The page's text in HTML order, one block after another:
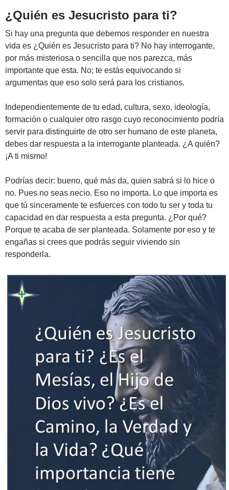
¿Quién es Jesucristo para ti?
Si hay una pregunta que debemos responder en nuestra
vida es ¿Quién es Jesucristo para ti? No hay interrogante,
por más misteriosa o sencilla que nos parezca, más
importante que esta. No; te estás equivocando si
argumentas que eso solo será para los cristianos.
Independientemente de tu edad, cultura, sexo, ideología,
formación o cualquier otro rasgo cuyo reconocimiento podría
servir para distinguirte de otro ser humano de este planeta,
debes dar respuesta a la interrogante planteada. ¿A quién?
¡A ti mismo!
Podrías decir: bueno, qué más da, quien sabrá si lo hice o
no. Pues no seas necio. Eso no importa. Lo que importa es
que tú sinceramente te esfuerces con todo tu ser y toda tu
capacidad en dar respuesta a esta pregunta. ¿Por qué?
Porque te acaba de ser planteada. Solamente por eso y te
engañas si crees que podrás seguir viviendo sin
responderla.